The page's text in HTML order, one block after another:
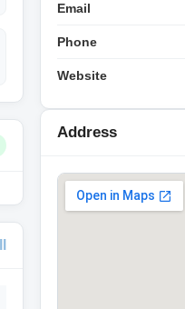
Email
Phone
Website
Address